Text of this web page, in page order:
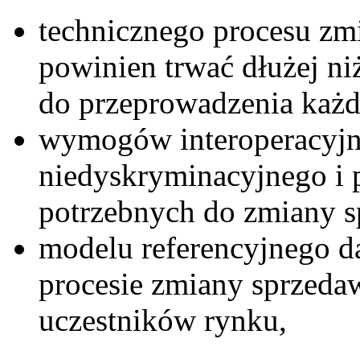
technicznego procesu
powinien trwać dłużej
do przeprowadzenia
wymogów
niedyskryminacyjnego i
potrzebnych do zmiany
modelu referencyjnego
procesie zmiany
uczestników rynku,